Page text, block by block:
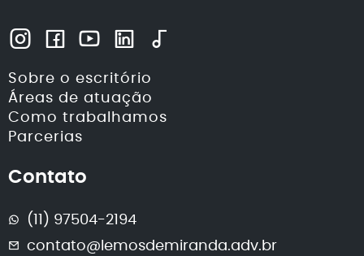
Sobre o escritório
Áreas de atuação
Como trabalhamos
Parcerias
Contato
(11) 97504-2194
contato@lemosdemiranda.adv.br